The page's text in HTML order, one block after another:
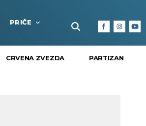
PRIČE FUN BOX KULTURA I
CRVENA ZVEZDA PARTIZAN